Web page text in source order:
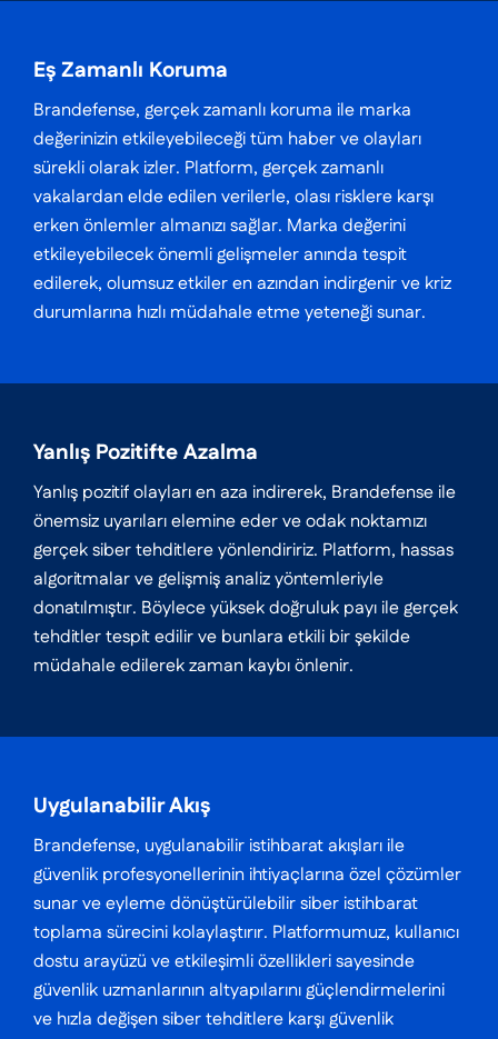
Eş Zamanlı Koruma
Brandefense, gerçek zamanlı koruma ile marka
değerinizin etkileyebileceği tüm haber ve olayları
sürekli olarak izler. Platform, gerçek zamanlı
vakalardan elde edilen verilerle, olası risklere karşı
erken önlemler almanızı sağlar. Marka değerini
etkileyebilecek önemli gelişmeler anında tespit
edilerek, olumsuz etkiler en azından indirgenir ve kriz
durumlarına hızlı müdahale etme yeteneği sunar.
Yanlış Pozitifte Azalma
Yanlış pozitif olayları en aza indirerek, Brandefense ile
önemsiz uyarıları elemine eder ve odak noktamızı
gerçek siber tehditlere yönlendiririz. Platform, hassas
algoritmalar ve gelişmiş analiz yöntemleriyle
donatılmıştır. Böylece yüksek doğruluk payı ile gerçek
tehditler tespit edilir ve bunlara etkili bir şekilde
müdahale edilerek zaman kaybı önlenir.
Uygulanabilir Akış
Brandefense, uygulanabilir istihbarat akışları ile
güvenlik profesyonellerinin ihtiyaçlarına özel çözümler
sunar ve eyleme dönüştürülebilir siber istihbarat
toplama sürecini kolaylaştırır. Platformumuz, kullanıcı
dostu arayüzü ve etkileşimli özellikleri sayesinde
güvenlik uzmanlarının altyapılarını güçlendirmelerini
ve hızla değişen siber tehditlere karşı güvenlik